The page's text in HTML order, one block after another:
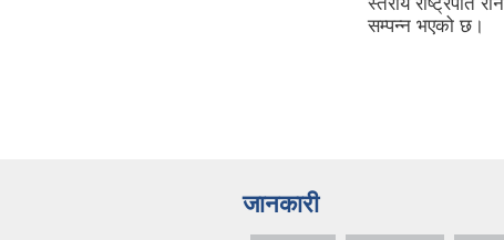
सम्पन्न भएको छ।
जानकारी